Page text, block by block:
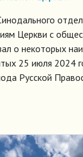
Церкви с
о некоторых
25 июля 2024
Русской